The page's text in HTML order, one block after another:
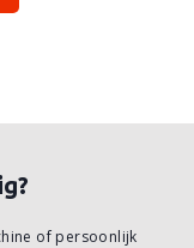
of persoonlijk